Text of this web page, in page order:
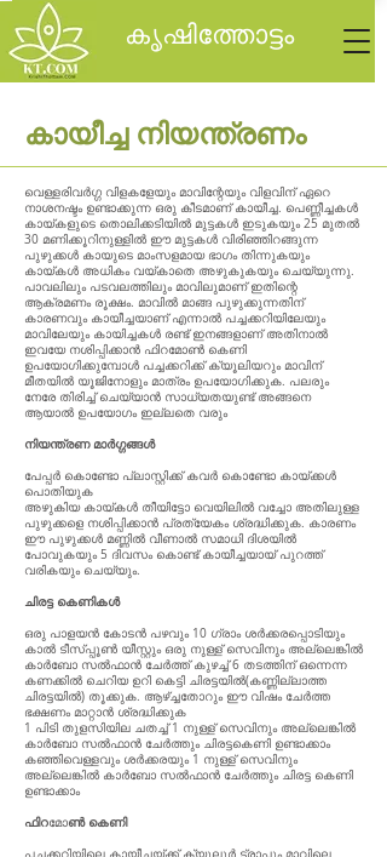
കൃഷിത്തോട്ടം
കായീച്ച നിയന്ത്രണം
വെള്ളരിവർഗ്ഗ വിളകളേയും മാവിന്റേയും വിളവിന്‌ ഏറെ
നാശനഷ്ടം ഉണ്ടാക്കുന്ന ഒരു കീടമാണ്‌ കായീച്ച. പെണ്ണീച്ചകൾ
കായ്കളുടെ തൊലിക്കടിയിൽ മുട്ടകൾ ഇടുകയും 25 മുതൽ
30 മണിക്കൂറിനുള്ളിൽ ഈ മുട്ടകൾ വിരിഞ്ഞിറങ്ങുന്ന
പുഴുക്കൾ കായുടെ മാംസളമായ ഭാഗം തിന്നുകയും
കായ്കൾ അധികം വയ്കാതെ അഴുകുകയും ചെയ്യുന്നു.
പാവലിലും പടവലത്തിലും മാവിലുമാണ്‌ ഇതിന്റെ
ആക്രമണം രൂക്ഷം. മാവിൽ മാങ്ങ പുഴുക്കുന്നതിന്‌
കാരണവും കായീച്ചയാണ്‌ എന്നാൽ പച്ചക്കറിയിലേയും
മാവിലേയും കായിച്ചകൾ രണ്ട് ഇനങ്ങളാണ്‌ അതിനാൽ
ഇവയേ നശിപ്പിക്കാൻ ഫിറമോൺ കെണി
ഉപയോഗിക്കുമ്പോൾ പച്ചക്കറിക്ക് ക്യൂലിയറും മാവിന്‌
മീതയിൽ യൂജിനോളും മാത്രം ഉപയോഗിക്കുക. പലരും
നേരേ തിരിച്ച് ചെയ്യാൻ സാധ്യതയുണ്ട് അങ്ങനെ
ആയാൽ ഉപയോഗം ഇല്ലതെ വരും
നിയന്ത്രണ മാർഗ്ഗങ്ങൾ
പേപ്പർ കൊണ്ടോ പ്ലാസ്റ്റിക്ക് കവർ കൊണ്ടോ കായ്ക്കൾ
പൊതിയുക
അഴുകിയ കായ്കൾ തീയിട്ടോ വെയിലിൽ വച്ചോ അതിലുള്ള
പുഴുക്കളെ നശിപ്പിക്കാൻ പ്രത്യേകം ശ്രദ്ധിക്കുക. കാരണം
ഈ പുഴുക്കൾ മണ്ണിൽ വീണാൽ സമാധി ദിശയിൽ
പോവുകയും 5 ദിവസം കൊണ്ട് കായീച്ചയായ് പുറത്ത്
വരികയും ചെയ്യും.
ചിരട്ട കെണികൾ
ഒരു പാളയൻ കോടൻ പഴവും 10 ഗ്രാം ശർക്കരപ്പൊടിയും
കാൽ ടീസ്പ്പൂൺ യീസ്റ്റും ഒരു നുള്ള് സെവിനും അല്ലെങ്കിൽ
കാർബോ സൽഫാൻ ചേർത്ത് കുഴച്ച് 6 തടത്തിന്‌ ഒന്നെന്ന
കണക്കിൽ ചെറിയ ഉറി കെട്ടി ചിരട്ടയിൽ(കണ്ണില്ലാത്ത
ചിരട്ടയിൽ) തൂക്കുക. ആഴ്ച്ചതോറും ഈ വിഷം ചേർത്ത
ഭക്ഷണം മാറ്റാൻ ശ്രദ്ധിക്കുക
1 പിടി തുളസിയില ചതച്ച് 1 നുള്ള് സെവിനും അല്ലെങ്കിൽ
കാർബോ സൽഫാൻ ചേർത്തും ചിരട്ടകെണി ഉണ്ടാക്കാം
കഞ്ഞിവെള്ളവും ശർക്കരയും 1 നുള്ള് സെവിനും
അല്ലെങ്കിൽ കാർബോ സൽഫാൻ ചേർത്തും ചിരട്ട കെണി
ഉണ്ടാക്കാം
ഫിറമോൺ കെണി